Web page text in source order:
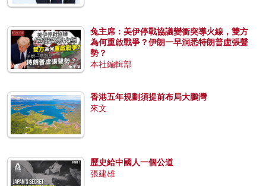
兔主席：美伊停戰協議變衝突導火線，雙方
為何重啟戰爭？伊朗一早洞悉特朗普虛張聲
勢？
本社編輯部
香港五年規劃須提前布局大鵬灣
來文
歷史給中國人一個公道
張建雄